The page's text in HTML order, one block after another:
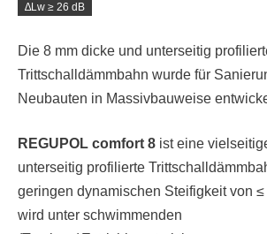
∆Lw ≥ 26 dB
Die 8 mm dicke und unterseitig
Trittschalldämmbahn wurde für
Neubauten in Massivbauweise
REGUPOL comfort 8 ist eine
unterseitig profilierte
geringen dynamischen Steifigkeit von ≤
wird unter schwimmenden